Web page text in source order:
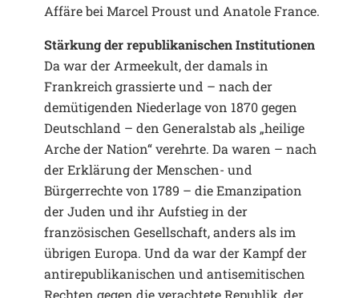
Affäre bei Marcel Proust und Anatole France.
Stärkung der republikanischen Institutionen
Da war der Armeekult, der damals in
Frankreich grassierte und – nach der
demütigenden Niederlage von 1870 gegen
Deutschland – den Generalstab als „heilige
Arche der Nation“ verehrte. Da waren – nach
der Erklärung der Menschen- und
Bürgerrechte von 1789 – die Emanzipation
der Juden und ihr Aufstieg in der
französischen Gesellschaft, anders als im
übrigen Europa. Und da war der Kampf der
antirepublikanischen und antisemitischen
Rechten gegen die verachtete Republik, der